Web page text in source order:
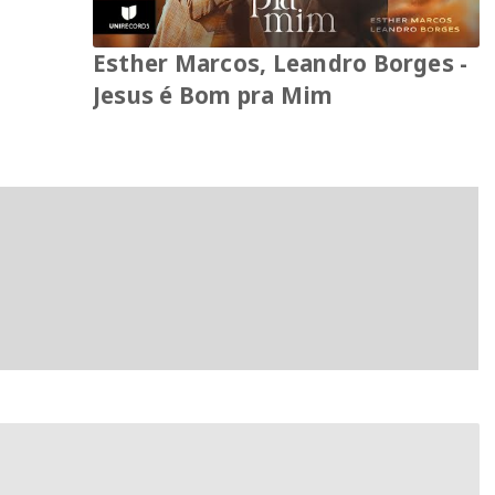
Esther Marcos, Leandro Borges -
Jesus é Bom pra Mim